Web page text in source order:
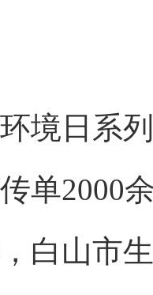
日系列
单2000
白山市